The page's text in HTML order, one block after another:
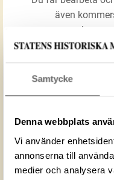
Samtycke
Denna webbplats
Vi använder
annonserna till
medier och analysera
Förmålsbenämning
Föremålsnummer
Mediatyp
ID‑nummer
även